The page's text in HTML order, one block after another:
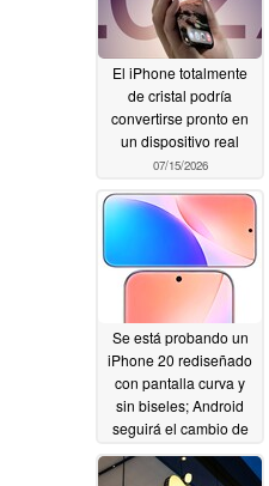
El iPhone totalmente
de cristal podría
convertirse pronto en
un dispositivo real
07/15/2026
Se está probando un
iPhone 20 rediseñado
con pantalla curva y
sin biseles; Android
seguirá el cambio de
05/23/2026